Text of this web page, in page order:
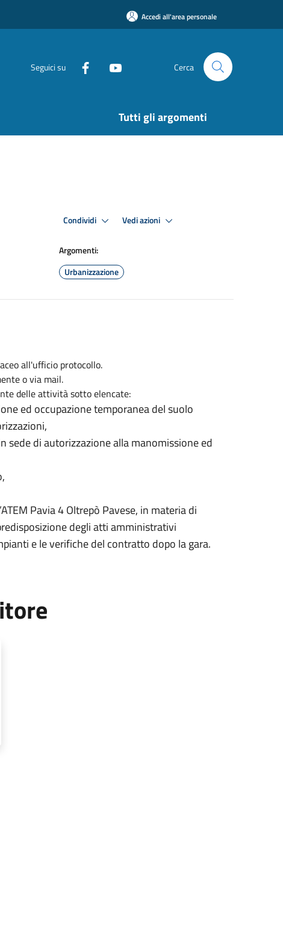
Accedi all'area personale
Seguici su Cerca
Tutti gli argomenti
Condividi Vedi azioni
Argomenti:
Urbanizzazione
all'ufficio protocollo.
o via mail.
delle attività sotto elencate:
ed occupazione temporanea del suolo
sede di autorizzazione alla manomissione ed
Pavia 4 Oltrepò Pavese, in materia di
degli atti amministrativi
e le verifiche del contratto dopo la gara.